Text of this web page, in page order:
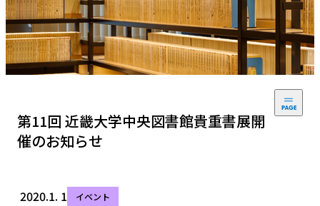
第11回 近畿大学中央図書館貴重書展開
催のお知らせ
2020.1. 1 イベント